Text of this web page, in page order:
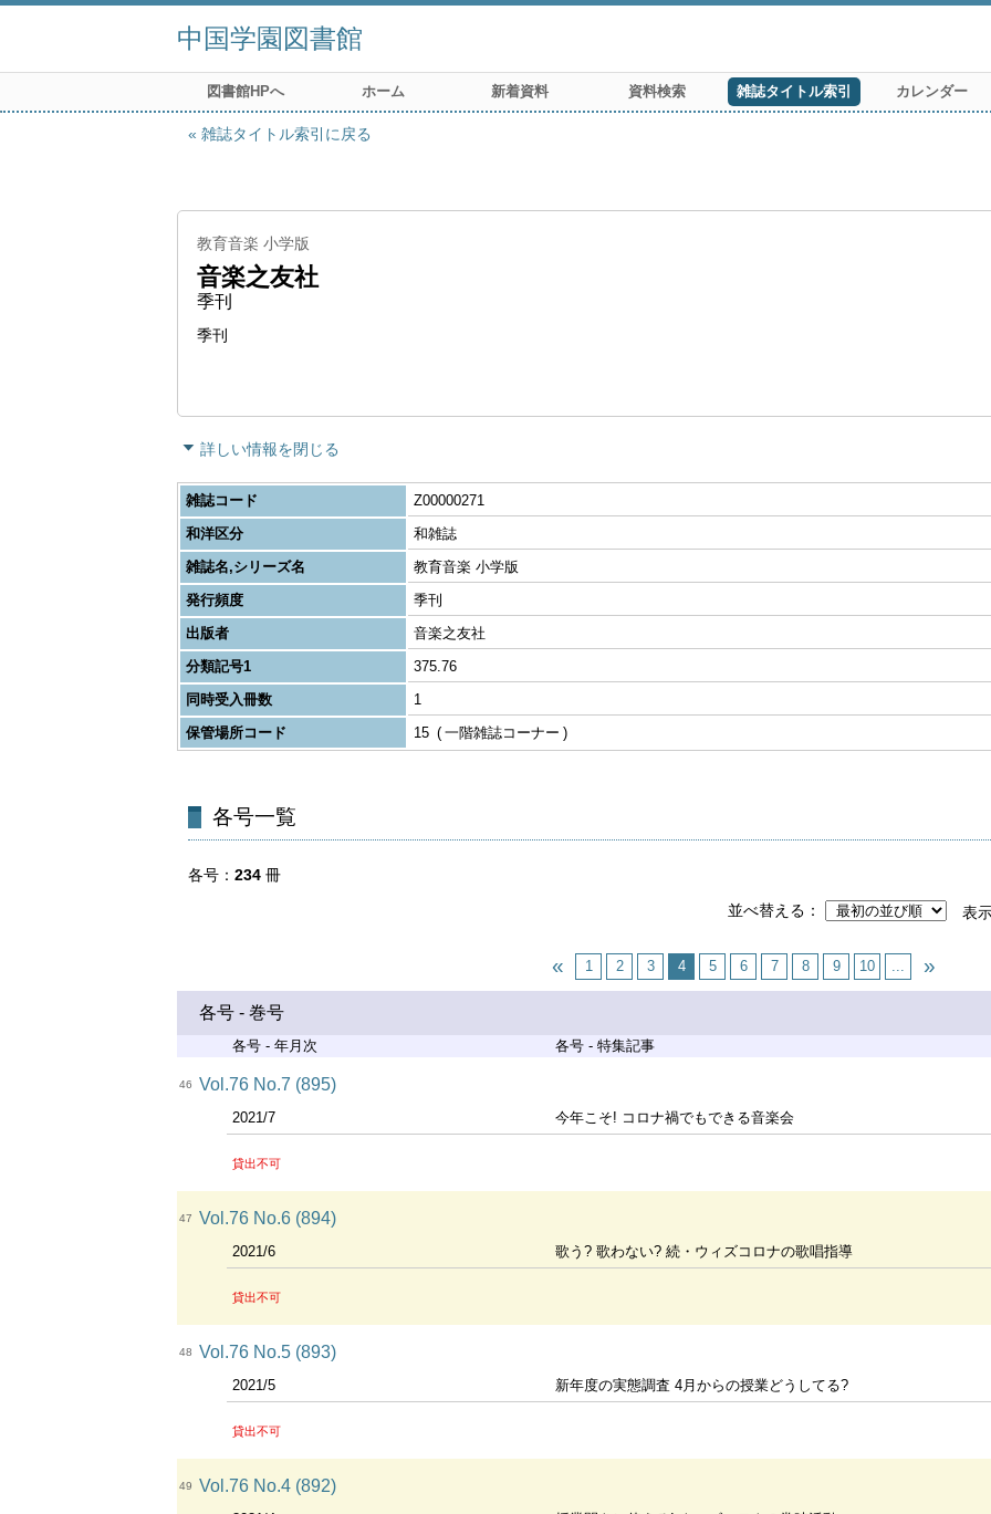
中国学園図書館
図書館HPへ ホーム 新着資料 資料検索 雑誌タイトル索引 カレンダー
雑誌タイトル索引に戻る
教育音楽 小学版
音楽之友社
季刊
季刊
詳しい情報を閉じる
雑誌コード
Z00000271
和洋区分
和雑誌
雑誌名,シリーズ名
教育音楽 小学版
発行頻度
季刊
出版者
音楽之友社
分類記号1
375.76
同時受入冊数
1
保管場所コード
15 一階雑誌コーナー
各号一覧
各号 234 冊
並べ替える
表
1 2 3 4 5 6 7 8 9 10 ...
各号 - 巻号
各号 - 年月次 各号 - 特集記事
46 Vol.76 No.7 (895)
2021/7 今年こそ! コロナ禍でもできる音楽会
貸出不可
47 Vol.76 No.6 (894)
2021/6 歌う? 歌わない? 続・ウィズコロナの歌唱指導
貸出不可
48 Vol.76 No.5 (893)
2021/5 新年度の実態調査 4月からの授業どうしてる?
貸出不可
49 Vol.76 No.4 (892)